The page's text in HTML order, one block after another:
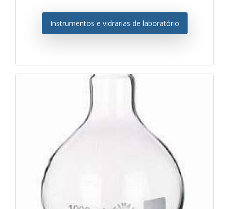
Instrumentos e vidrarias de laboratório